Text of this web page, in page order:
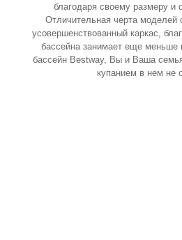
благодаря своему размеру и
Отличительная черта моделей
усовершенствованный каркас,
бассейна занимает еще меньше
бассейн Bestway, Вы и Ваша
купанием в нем не